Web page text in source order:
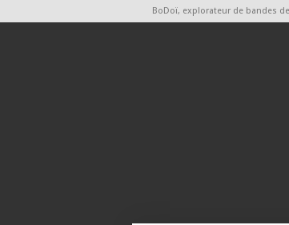
BoDoï, explorateur de bandes